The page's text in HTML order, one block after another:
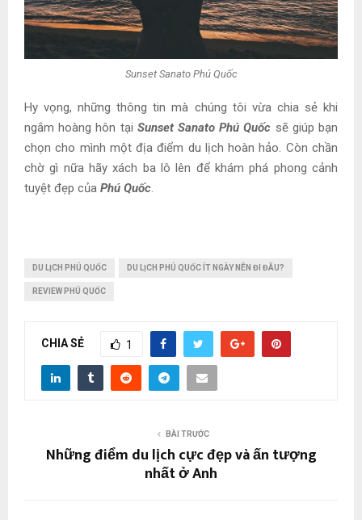
Sunset Sanato Phú Quốc
Hy vọng, những thông tin mà chúng tôi vừa chia sẻ khi
ngắm hoàng hôn tại Sunset Sanato Phú Quốc sẽ giúp bạn
chọn cho mình một địa điểm du lịch hoàn hảo. Còn chần
chờ gì nữa hãy xách ba lô lên để khám phá phong cảnh
tuyệt đẹp của Phú Quốc.
DU LỊCH PHÚ QUỐC DU LỊCH PHÚ QUỐC ÍT NGÀY NÊN ĐI ĐÂU?
REVIEW PHÚ QUỐC
CHIA SẺ 1
BÀI TRƯỚC
Những điểm du lịch cực đẹp và ấn tượng
nhất ở Anh